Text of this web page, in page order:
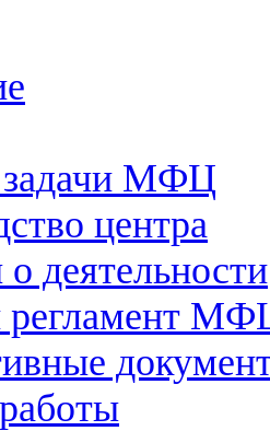
МФЦ
центра
деятельности
регламент